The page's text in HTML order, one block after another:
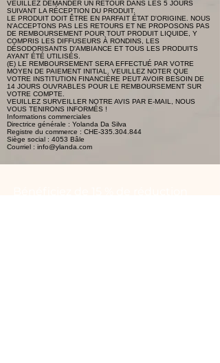
VEUILLEZ DEMANDER UN RETOUR DANS LES 5 JOURS
SUIVANT LA RÉCEPTION DU PRODUIT.
LE PRODUIT DOIT ÊTRE EN PARFAIT ÉTAT D'ORIGINE. NOUS
N'ACCEPTONS PAS LES RETOURS ET NE PROPOSONS PAS
DE REMBOURSEMENT POUR TOUT PRODUIT LIQUIDE, Y
COMPRIS LES DIFFUSEURS À RONDINS, LES
DÉSODORISANTS D'AMBIANCE ET TOUS LES PRODUITS
AYANT ÉTÉ UTILISÉS.
(E) LE REMBOURSEMENT SERA EFFECTUÉ PAR VOTRE
MOYEN DE PAIEMENT INITIAL. VEUILLEZ NOTER QUE
VOTRE INSTITUTION FINANCIÈRE PEUT AVOIR BESOIN DE
14 JOURS OUVRABLES POUR LE REMBOURSEMENT SUR
VOTRE COMPTE.
VEUILLEZ SURVEILLER NOTRE AVIS PAR E-MAIL, NOUS
VOUS TENIRONS INFORMÉS !
Informations commerciales
Directrice générale : Yolanda Da Silva
Registre du commerce : CHE-335.304.844
Siège social : 4053 Bâle
Courriel : info@ylanda.com